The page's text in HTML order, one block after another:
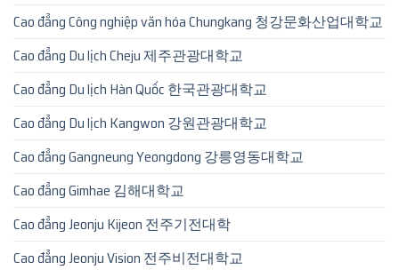
Cao đẳng Công nghiệp văn hóa Chungkang 청강문화산업대학교
Cao đẳng Du lịch Cheju 제주관광대학교
Cao đẳng Du lịch Hàn Quốc 한국관광대학교
Cao đẳng Du lịch Kangwon 강원관광대학교
Cao đẳng Gangneung Yeongdong 강릉영동대학교
Cao đẳng Gimhae 김해대학교
Cao đẳng Jeonju Kijeon 전주기전대학
Cao đẳng Jeonju Vision 전주비전대학교